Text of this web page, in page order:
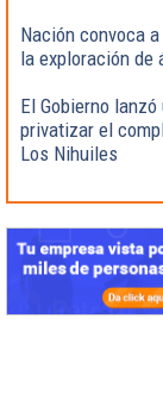
Nación convoca
la exploración de
El Gobierno
privatizar el
Los Nihuiles